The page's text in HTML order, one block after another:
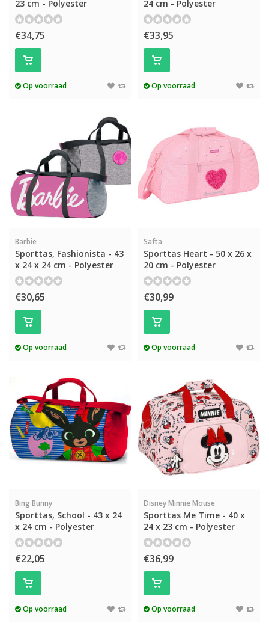
23 cm - Polyester
€34,75
Op voorraad
24 cm - Polyester
€33,95
Op voorraad
Barbie
Sporttas, Fashionista - 43
x 24 x 24 cm - Polyester
€30,65
Op voorraad
Safta
Sporttas Heart - 50 x 26 x
20 cm - Polyester
€30,99
Op voorraad
Bing Bunny
Sporttas, School - 43 x 24
x 24 cm - Polyester
€22,05
Op voorraad
Disney Minnie Mouse
Sporttas Me Time - 40 x
24 x 23 cm - Polyester
€36,99
Op voorraad